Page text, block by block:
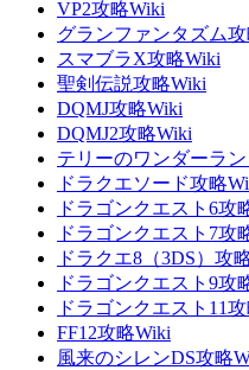
VP2攻略Wiki
グランファンタズム
スマブラX攻略Wiki
聖剣伝説攻略Wiki
DQMJ攻略Wiki
DQMJ2攻略Wiki
テリーのワンダーラ
ドラクエソード攻略
ドラゴンクエスト6攻
ドラゴンクエスト7攻
ドラクエ8（3DS）攻
ドラゴンクエスト9攻
ドラゴンクエスト11
FF12攻略Wiki
風来のシレンDS攻略